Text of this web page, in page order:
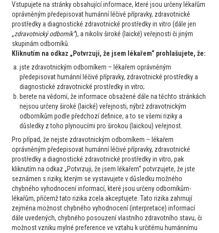
Moderní terapie polycythemia vera: Od farmakologie a
genetiky až po řešení složitých klinických případů
Studie BESREMI-PASS přináší nová data o bezpečnosti léčby
ropeginterferonem u polycythaemia vera
Vstupujete na stránky obsahující informace, které jsou určeny lékařům
oprávněným předepisovat humánní léčivé přípravky, zdravotnické
prostředky a diagnostické zdravotnické prostředky in vitro (dále jen
„zdravotnický odborník“), a nikoliv široké (laické) veřejnosti či jiným
skupinám odborníků.
Kliknutím na odkaz „Potvrzuji, že jsem lékařem“ prohlašujete, že:
jste zdravotnickým odborníkem – lékařem oprávněným
předepisovat humánní léčivé přípravky, zdravotnické prostředky a
diagnostické zdravotnické prostředky in vitro;
berete na vědomí, že informace obsažené dále na těchto stránkách
nejsou určeny široké (laické) veřejnosti, nýbrž zdravotnickým
odborníkům podle předchozí definice, a to se všemi riziky a
důsledky z toho plynoucími pro širokou (laickou) veřejnost.
Pro případ, že nejste zdravotnickým odborníkem – lékařem
oprávněným předepisovat humánní léčivé přípravky, zdravotnické
prostředky a diagnostické zdravotnické prostředky in vitro, pak
kliknutím na odkaz „Potvrzuji, že jsem lékařem“ potvrzujete, že jste
seznámen s riziky, kterým se vystavujete v důsledku možného
chybného vyhodnocení informací, které jsou určeny odborníkům-
lékařům, přičemž tato rizika zcela akceptujete. Tato rizika zahrnují
zejména možnost chybného vyhodnocení (interpretace) informací
dále uvedených, chybného posouzení vlastního zdravotního stavu, či
možnost vzniku mylné preference ve vztahu k určitému humánnímu